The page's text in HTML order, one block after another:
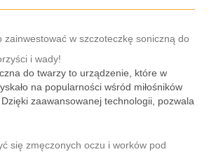
zainwestować w szczoteczkę soniczną do
i wady!
do twarzy to urządzenie, które w
na popularności wśród miłośników
zaawansowanej technologii, pozwala
się zmęczonych oczu i worków pod